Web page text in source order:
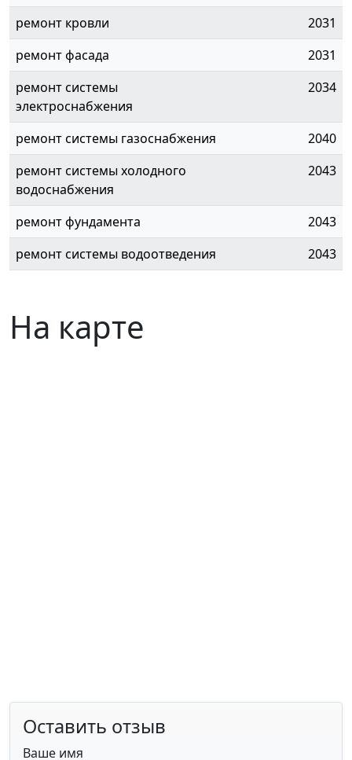
ремонт кровли
2031
ремонт фасада
2031
ремонт системы
электроснабжения
2034
ремонт системы газоснабжения
2040
ремонт системы холодного
водоснабжения
2043
ремонт фундамента
2043
ремонт системы водоотведения
2043
На карте
Оставить отзыв
Ваше имя